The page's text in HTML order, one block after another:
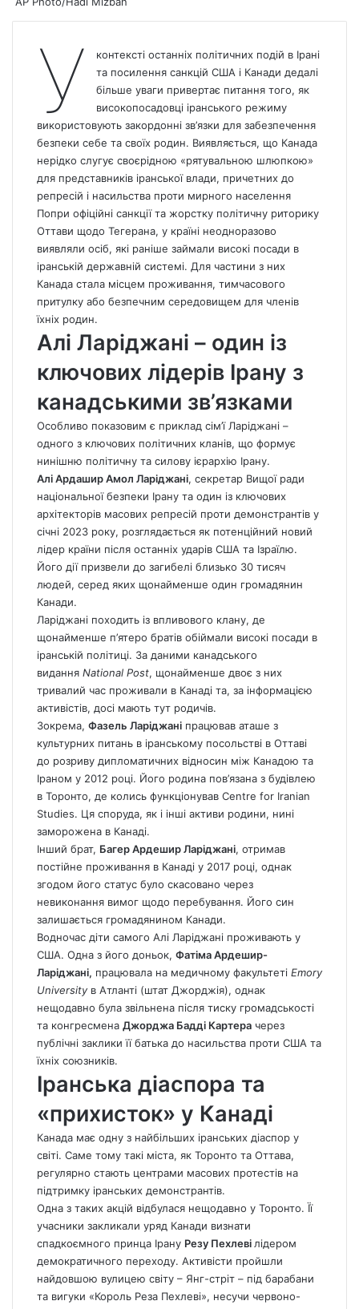
У
контексті останніх політичних подій в Ірані
та посилення санкцій США і Канади дедалі
більше уваги привертає питання того, як
високопосадовці іранського режиму
використовують закордонні зв’язки для забезпечення
безпеки себе та своїх родин. Виявляється, що Канада
нерідко слугує своєрідною «рятувальною шлюпкою»
для представників іранської влади, причетних до
репресій і насильства проти мирного населення
Попри офіційні санкції та жорстку політичну риторику
Оттави щодо Тегерана, у країні неодноразово
виявляли осіб, які раніше займали високі посади в
іранській державній системі. Для частини з них
Канада стала місцем проживання, тимчасового
притулку або безпечним середовищем для членів
їхніх родин.
Алі Ларіджані – один із
ключових лідерів Ірану з
канадськими зв’язками
Особливо показовим є приклад сім’ї Ларіджані –
одного з ключових політичних кланів, що формує
нинішню політичну та силову ієрархію Ірану.
Алі Ардашир Амол Ларіджані, секретар Вищої ради
національної безпеки Ірану та один із ключових
архітекторів масових репресій проти демонстрантів у
січні 2023 року, розглядається як потенційний новий
лідер країни після останніх ударів США та Ізраїлю.
Його дії призвели до загибелі близько 30 тисяч
людей, серед яких щонайменше один громадянин
Канади.
Ларіджані походить із впливового клану, де
щонайменше п’ятеро братів обіймали високі посади в
іранській політиці. За даними канадського
видання National Post, щонайменше двоє з них
тривалий час проживали в Канаді та, за інформацією
активістів, досі мають тут родичів.
Зокрема, Фазель Ларіджані працював аташе з
культурних питань в іранському посольстві в Оттаві
до розриву дипломатичних відносин між Канадою та
Іраном у 2012 році. Його родина пов’язана з будівлею
в Торонто, де колись функціонував Centre for Iranian
Studies. Ця споруда, як і інші активи родини, нині
заморожена в Канаді.
Інший брат, Багер Ардешир Ларіджані, отримав
постійне проживання в Канаді у 2017 році, однак
згодом його статус було скасовано через
невиконання вимог щодо перебування. Його син
залишається громадянином Канади.
Водночас діти самого Алі Ларіджані проживають у
США. Одна з його доньок, Фатіма Ардешир-
Ларіджані, працювала на медичному факультеті Emory
University в Атланті (штат Джорджія), однак
нещодавно була звільнена після тиску громадськості
та конгресмена Джорджа Бадді Картера через
публічні заклики її батька до насильства проти США та
їхніх союзників.
Іранська діаспора та
«прихисток» у Канаді
Канада має одну з найбільших іранських діаспор у
світі. Саме тому такі міста, як Торонто та Оттава,
регулярно стають центрами масових протестів на
підтримку іранських демонстрантів.
Одна з таких акцій відбулася нещодавно у Торонто. Її
учасники закликали уряд Канади визнати
спадкоємного принца Ірану Резу Пехлеві лідером
демократичного переходу. Активісти пройшли
найдовшою вулицею світу – Янг-стріт – під барабани
та вигуки «Король Реза Пехлеві», несучи червоно-